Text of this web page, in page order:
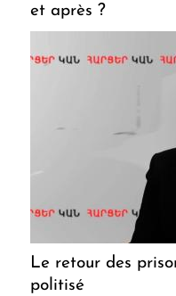
et après ?
Le retour des
politisé